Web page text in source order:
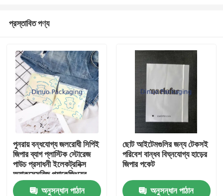
প্রস্তাবিত পণ্য
পুনরায় বন্ধযোগ্য জলরোধী সিপিই
জিপার ব্যাগ প্লাস্টিক স্টোরেজ
পাউচ প্রসাধনী ইলেকট্রনিক্স
অ্যাকসেসরিজ প্যাকেজিংয়ের
জন্য
অনুসন্ধান পাঠান
ছোট আইটেমগুলির জন্য টেকসই
পরিবেশ বান্ধব বিঘ্নযোগ্য হাড়ের
জিপার পকেট
অনুসন্ধান পাঠান